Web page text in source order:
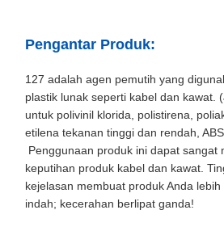
Pengantar Produk:
127 adalah agen pemutih yang
plastik lunak seperti kabel dan kawat.
untuk polivinil klorida, polistirena,
etilena tekanan tinggi dan rendah,
Penggunaan produk ini dapat sangat
keputihan produk kabel dan kawat.
kejelasan membuat produk Anda
indah; kecerahan berlipat ganda!